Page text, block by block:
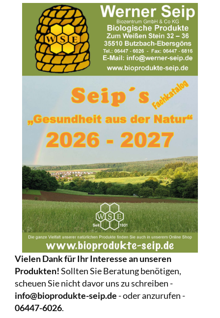
Vielen Dank für Ihr Interesse an unseren
Produkten!Sollten Sie Beratung benötigen,
scheuen Sie nicht davor uns zu schreiben -
info@bioprodukte-seip.de - oder anzurufen -
06447-6026.